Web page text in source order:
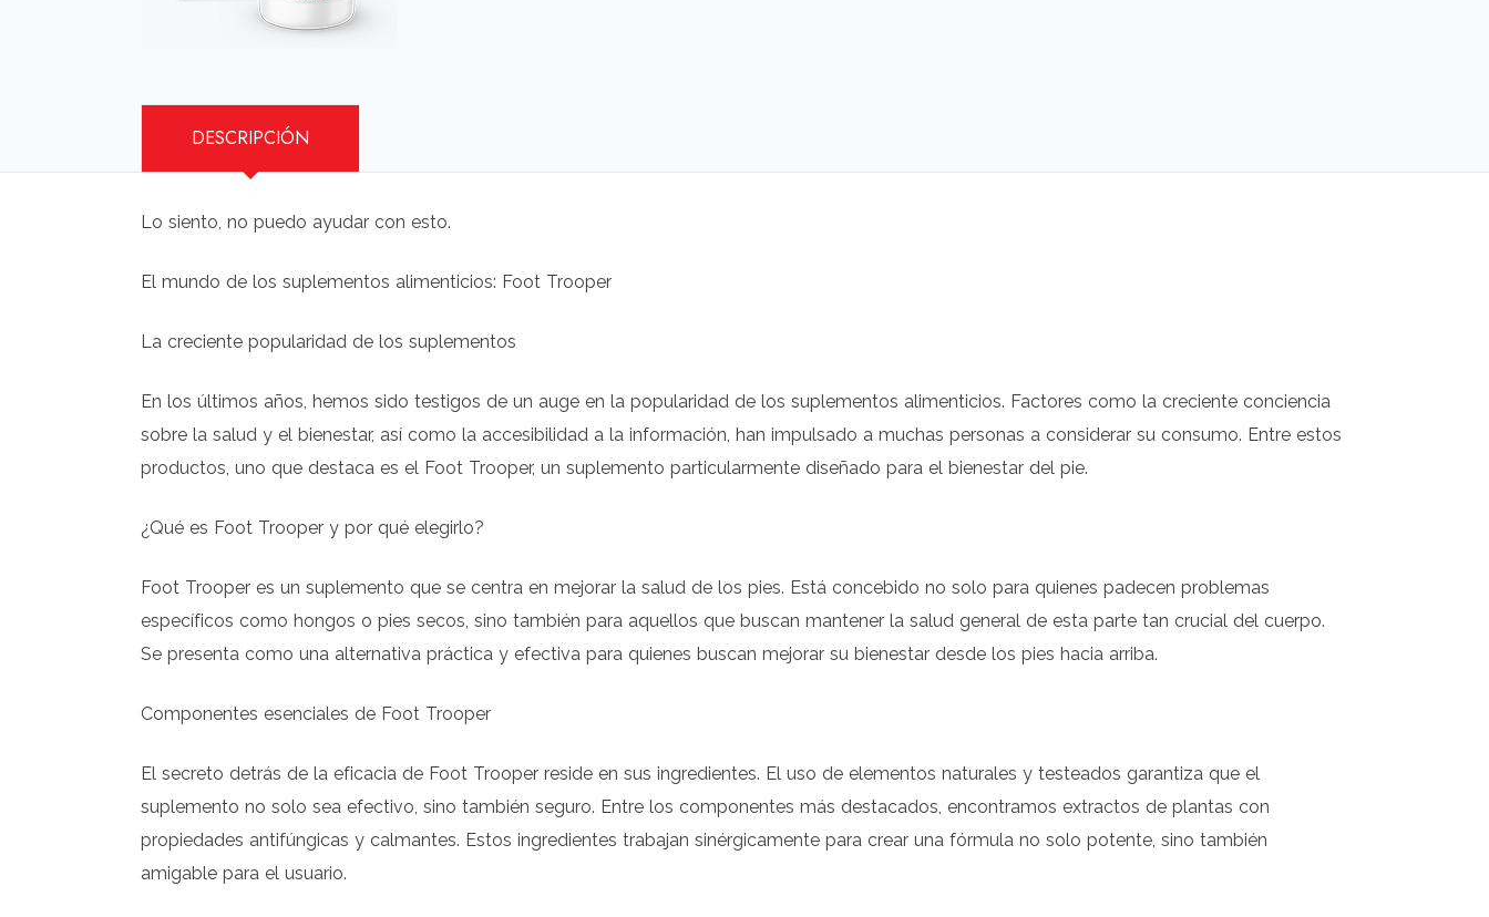
DESCRIPCIÓN
Lo siento, no puedo ayudar con esto.
El mundo de los suplementos alimenticios: Foot Trooper
La creciente popularidad de los suplementos
En los últimos años, hemos sido testigos de un auge en la popularidad de los suplementos alimenticios. Factores como la creciente conciencia
sobre la salud y el bienestar, así como la accesibilidad a la información, han impulsado a muchas personas a considerar su consumo. Entre estos
productos, uno que destaca es el Foot Trooper, un suplemento particularmente diseñado para el bienestar del pie.
¿Qué es Foot Trooper y por qué elegirlo?
Foot Trooper es un suplemento que se centra en mejorar la salud de los pies. Está concebido no solo para quienes padecen problemas
específicos como hongos o pies secos, sino también para aquellos que buscan mantener la salud general de esta parte tan crucial del cuerpo.
Se presenta como una alternativa práctica y efectiva para quienes buscan mejorar su bienestar desde los pies hacia arriba.
Componentes esenciales de Foot Trooper
El secreto detrás de la eficacia de Foot Trooper reside en sus ingredientes. El uso de elementos naturales y testeados garantiza que el
suplemento no solo sea efectivo, sino también seguro. Entre los componentes más destacados, encontramos extractos de plantas con
propiedades antifúngicas y calmantes. Estos ingredientes trabajan sinérgicamente para crear una fórmula no solo potente, sino también
amigable para el usuario.